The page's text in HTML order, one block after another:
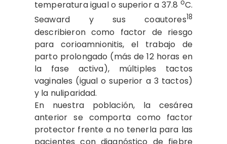
temperatura igual o superior a 37.8 oC.
Seaward y sus coautores18
describieron como factor de riesgo
para corioamnionitis, el trabajo de
parto prolongado (más de 12 horas en
la fase activa), múltiples tactos
vaginales (igual o superior a 3 tactos)
y la nuliparidad.
En nuestra población, la cesárea
anterior se comporta como factor
protector frente a no tenerla para las
pacientes con diagnóstico de fiebre